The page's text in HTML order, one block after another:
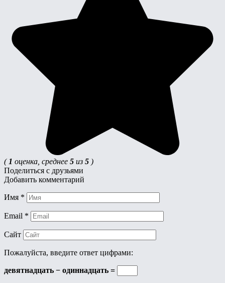
( 1 оценка, среднее 5 из 5 )
Поделиться с друзьями
Добавить комментарий
Имя *
Email *
Сайт
Пожалуйста, введите ответ цифрами:
девятнадцать − одиннадцать =